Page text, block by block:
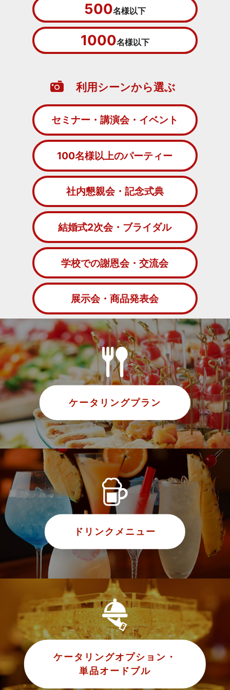
500名様以下
1000名様以下
利用シーンから選ぶ
セミナー・講演会・イベント
100名様以上のパーティー
社内懇親会・記念式典
結婚式2次会・ブライダル
学校での謝恩会・交流会
展示会・商品発表会
ケータリングプラン
ドリンクメニュー
ケータリングオプション・
単品オードブル